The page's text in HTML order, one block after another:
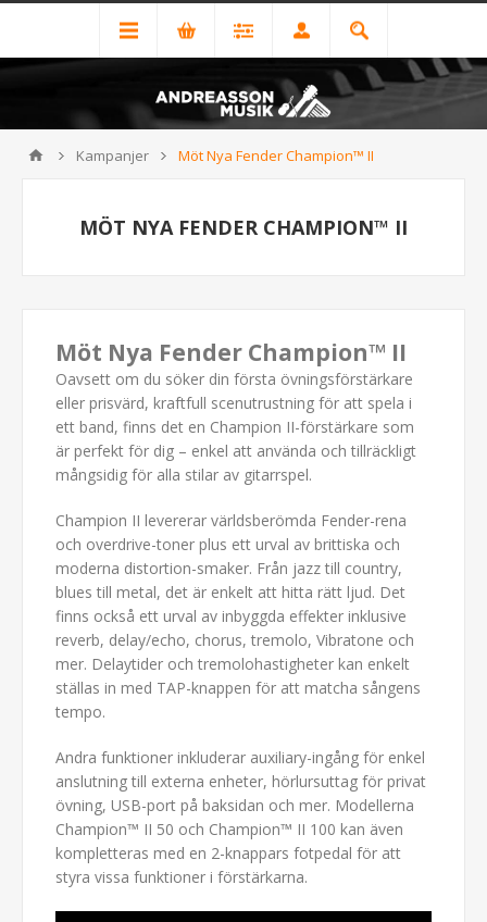
Kampanjer Möt Nya Fender Champion™ II
MÖT NYA FENDER CHAMPION™ II
Möt Nya Fender Champion™ II
Oavsett om du söker din första övningsförstärkare
eller prisvärd, kraftfull scenutrustning för att spela i
ett band, finns det en Champion II-förstärkare som
är perfekt för dig – enkel att använda och tillräckligt
mångsidig för alla stilar av gitarrspel.
Champion II levererar världsberömda Fender-rena
och overdrive-toner plus ett urval av brittiska och
moderna distortion-smaker. Från jazz till country,
blues till metal, det är enkelt att hitta rätt ljud. Det
finns också ett urval av inbyggda effekter inklusive
reverb, delay/echo, chorus, tremolo, Vibratone och
mer. Delaytider och tremolohastigheter kan enkelt
ställas in med TAP-knappen för att matcha sångens
tempo.
Andra funktioner inkluderar auxiliary-ingång för enkel
anslutning till externa enheter, hörlursuttag för privat
övning, USB-port på baksidan och mer. Modellerna
Champion™ II 50 och Champion™ II 100 kan även
kompletteras med en 2-knappars fotpedal för att
styra vissa funktioner i förstärkarna.